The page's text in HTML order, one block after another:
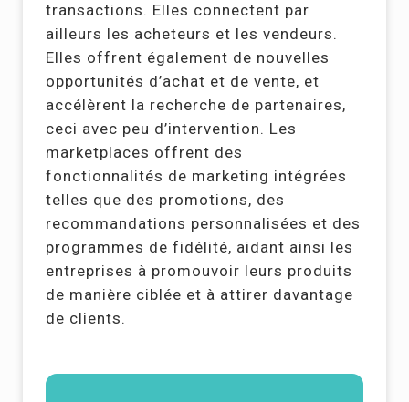
transactions. Elles connectent par
ailleurs les acheteurs et les vendeurs.
Elles offrent également de nouvelles
opportunités d’achat et de vente, et
accélèrent la recherche de partenaires,
ceci avec peu d’intervention. Les
marketplaces offrent des
fonctionnalités de marketing intégrées
telles que des promotions, des
recommandations personnalisées et des
programmes de fidélité, aidant ainsi les
entreprises à promouvoir leurs produits
de manière ciblée et à attirer davantage
de clients.